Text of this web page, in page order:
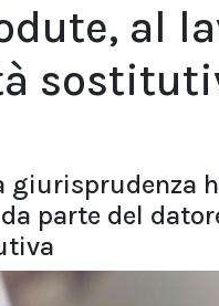
al
parte del